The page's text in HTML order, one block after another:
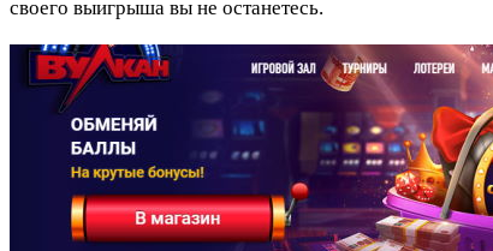
своего выигрыша вы не останетесь.